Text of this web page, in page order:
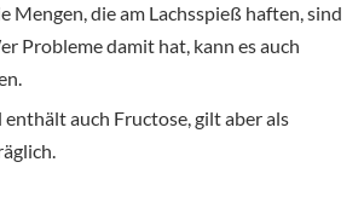
Mengen, die am Lachsspieß haften, sind
Probleme damit hat, kann es auch
auch Fructose, gilt aber als